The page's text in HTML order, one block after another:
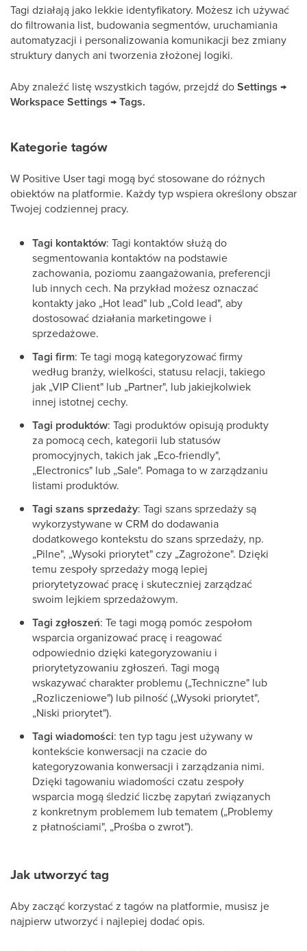
Tagi działają jako lekkie identyfikatory. Możesz ich używać
do filtrowania list, budowania segmentów, uruchamiania
automatyzacji i personalizowania komunikacji bez zmiany
struktury danych ani tworzenia złożonej logiki.
Aby znaleźć listę wszystkich tagów, przejdź doSettings →
Workspace Settings → Tags.
Kategorie tagów
W Positive User tagi mogą być stosowane do różnych
obiektów na platformie. Każdy typ wspiera określony obszar
Twojej codziennej pracy.
Tagi kontaktów: Tagi kontaktów służą do
segmentowania kontaktów na podstawie
zachowania, poziomu zaangażowania, preferencji
lub innych cech. Na przykład możesz oznaczać
kontakty jako „Hot lead" lub „Cold lead", aby
dostosować działania marketingowe i
sprzedażowe.
Tagi firm: Te tagi mogą kategoryzować firmy
według branży, wielkości, statusu relacji, takiego
jak „VIP Client" lub „Partner", lub jakiejkolwiek
innej istotnej cechy.
Tagi produktów: Tagi produktów opisują produkty
za pomocą cech, kategorii lub statusów
promocyjnych, takich jak „Eco-friendly",
„Electronics" lub „Sale". Pomaga to w zarządzaniu
listami produktów.
Tagi szans sprzedaży: Tagi szans sprzedaży są
wykorzystywane w CRM do dodawania
dodatkowego kontekstu do szans sprzedaży, np.
„Pilne", „Wysoki priorytet" czy „Zagrożone". Dzięki
temu zespoły sprzedaży mogą lepiej
priorytetyzować pracę i skuteczniej zarządzać
swoim lejkiem sprzedażowym.
Tagi zgłoszeń: Te tagi mogą pomóc zespołom
wsparcia organizować pracę i reagować
odpowiednio dzięki kategoryzowaniu i
priorytetyzowaniu zgłoszeń. Tagi mogą
wskazywać charakter problemu („Techniczne" lub
„Rozliczeniowe") lub pilność („Wysoki priorytet",
„Niski priorytet").
Tagi wiadomości: ten typ tagu jest używany w
kontekście konwersacji na czacie do
kategoryzowania konwersacji i zarządzania nimi.
Dzięki tagowaniu wiadomości czatu zespoły
wsparcia mogą śledzić liczbę zapytań związanych
z konkretnym problemem lub tematem („Problemy
z płatnościami", „Prośba o zwrot").
Jak utworzyć tag
Aby zacząć korzystać z tagów na platformie, musisz je
najpierw utworzyć i najlepiej dodać opis.